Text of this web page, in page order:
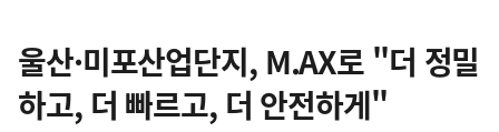
텐
츠
영
울산·미포산업단지, M.AX로 "더 정밀
하고, 더 빠르고, 더 안전하게"